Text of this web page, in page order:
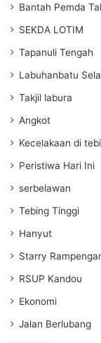
Bantah Pemda
SEKDA LOTIM
Tapanuli Tengah
Labuhanbatu
Takjil labura
Angkot
Kecelakaan di
Peristiwa Hari Ini
serbelawan
Tebing Tinggi
Hanyut
Starry
RSUP Kandou
Ekonomi
Jalan Berlubang